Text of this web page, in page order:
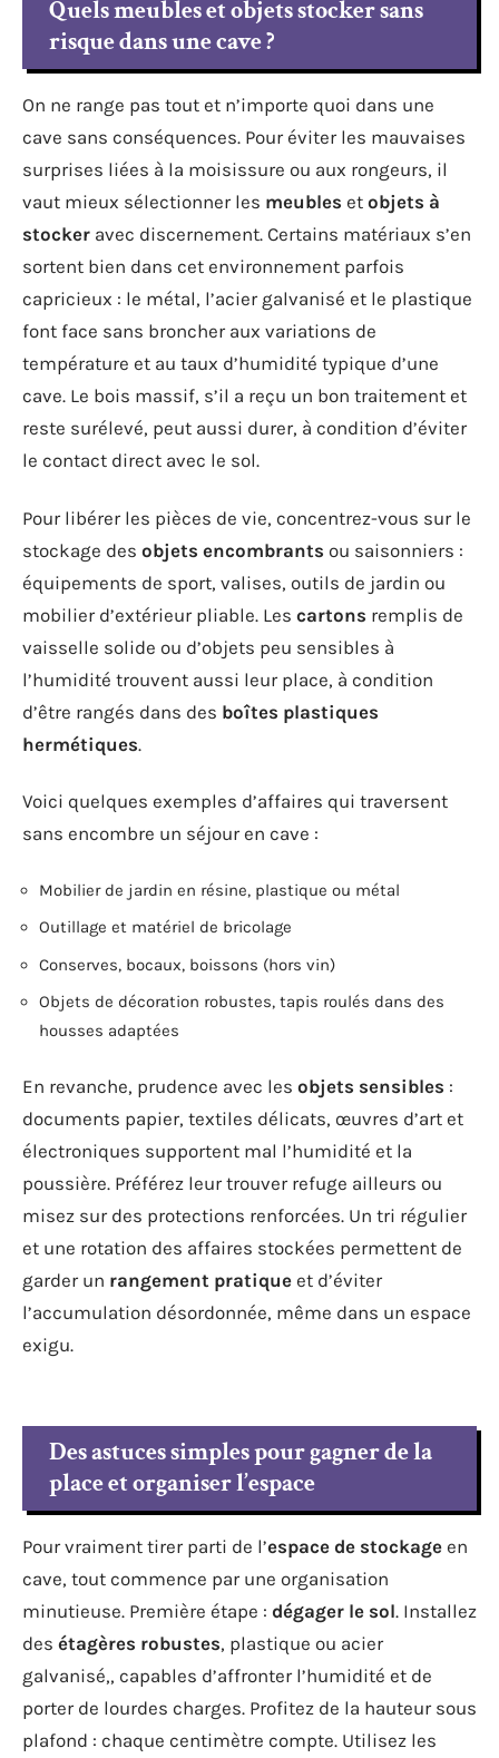
Quels meubles et objets stocker sans
risque dans une cave ?
On ne range pas tout et n’importe quoi dans une
cave sans conséquences. Pour éviter les mauvaises
surprises liées à la moisissure ou aux rongeurs, il
vaut mieux sélectionner les meubles et objets à
stocker avec discernement. Certains matériaux s’en
sortent bien dans cet environnement parfois
capricieux : le métal, l’acier galvanisé et le plastique
font face sans broncher aux variations de
température et au taux d’humidité typique d’une
cave. Le bois massif, s’il a reçu un bon traitement et
reste surélevé, peut aussi durer, à condition d’éviter
le contact direct avec le sol.
Pour libérer les pièces de vie, concentrez-vous sur le
stockage des objets encombrants ou saisonniers :
équipements de sport, valises, outils de jardin ou
mobilier d’extérieur pliable. Les cartons remplis de
vaisselle solide ou d’objets peu sensibles à
l’humidité trouvent aussi leur place, à condition
d’être rangés dans des boîtes plastiques
hermétiques.
Voici quelques exemples d’affaires qui traversent
sans encombre un séjour en cave :
Mobilier de jardin en résine, plastique ou métal
Outillage et matériel de bricolage
Conserves, bocaux, boissons (hors vin)
Objets de décoration robustes, tapis roulés dans des
housses adaptées
En revanche, prudence avec les objets sensibles :
documents papier, textiles délicats, œuvres d’art et
électroniques supportent mal l’humidité et la
poussière. Préférez leur trouver refuge ailleurs ou
misez sur des protections renforcées. Un tri régulier
et une rotation des affaires stockées permettent de
garder un rangement pratique et d’éviter
l’accumulation désordonnée, même dans un espace
exigu.
Des astuces simples pour gagner de la
place et organiser l’espace
Pour vraiment tirer parti de l’espace de stockage en
cave, tout commence par une organisation
minutieuse. Première étape : dégager le sol. Installez
des étagères robustes, plastique ou acier
galvanisé,, capables d’affronter l’humidité et de
porter de lourdes charges. Profitez de la hauteur sous
plafond : chaque centimètre compte. Utilisez les